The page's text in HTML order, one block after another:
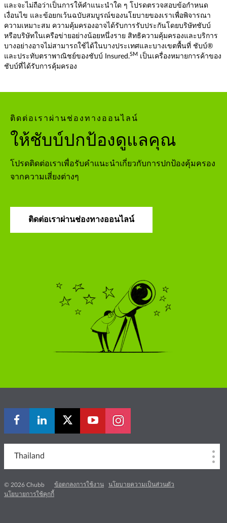
และจะไม่ถือว่าเป็นการให้คำแนะนำใด ๆ โปรดตรวจสอบข้อกำหนด
เงื่อนไข และข้อยกเว้นฉบับสมบูรณ์ของนโยบายของเราเพื่อพิจารณา
ความเหมาะสม ความคุ้มครองอาจได้รับการรับประกันโดยบริษัทชับบ์
หรือบริษัทในเครือข่ายอย่างน้อยหนึ่งราย สิทธิความคุ้มครองและบริการ
บางอย่างอาจไม่สามารถใช้ได้ในบางประเทศและบางเขตพื้นที่ ชับบ์®
และประทับตราพาณิชย์ของชับบ์ Insured.SM เป็นเครื่องหมายการค้าของ
ชับบ์ที่ได้รับการคุ้มครอง
ติดต่อเราผ่านช่องทางออนไลน์
ให้ชับบ์ปกป้องดูแลคุณ
โปรดติดต่อเราเพื่อรับคำแนะนำเกี่ยวกับการปกป้องคุ้มครอง
จากความเสี่ยงต่างๆ
ติดต่อเราผ่านช่องทางออนไลน์
Thailand
© 2026 Chubb ข้อตกลงการใช้งาน
นโยบายความเป็นส่วนตัว
นโยบายการใช้คุกกี้